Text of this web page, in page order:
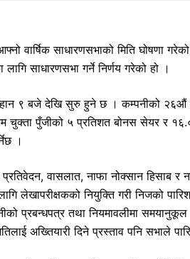
वार्षिक साधारणसभाको मिति घोषणा
साधारणसभा गर्ने निर्णय गरेको हो ।
९ बजे देखि सुरु हुने छ । कम्पनीको २६औं
चुक्ता पुँजीको ५ प्रतिशत बोनस सेयर र
।
वासलात, नाफा नोक्सान हिसाब र
लेखापरीक्षकको नियुक्ति गरी निजको
प्रबन्धपत्र तथा नियमावलीमा
अख्तियारी दिने प्रस्ताव पनि सभाले